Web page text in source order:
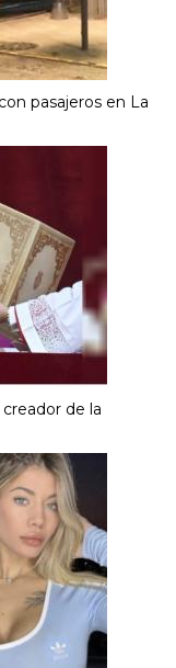
pasajeros en La
de la